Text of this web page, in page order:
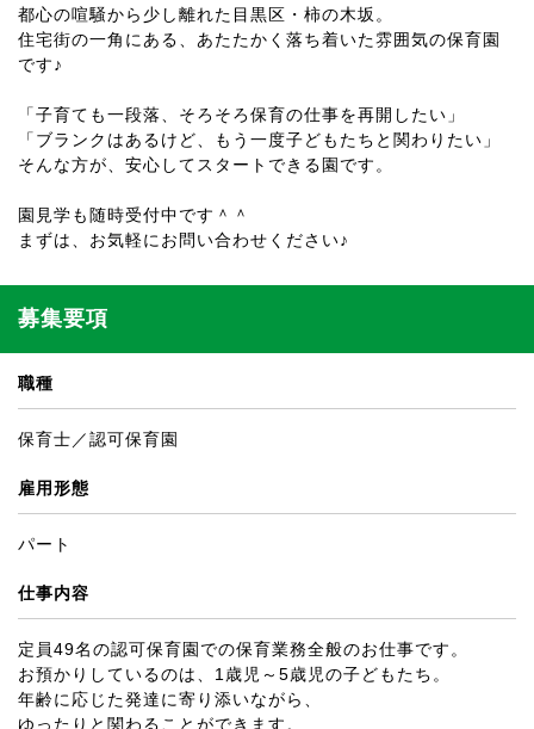
都心の喧騒から少し離れた目黒区・柿の木坂。
住宅街の一角にある、あたたかく落ち着いた雰囲気の保育園
です♪
「子育ても一段落、そろそろ保育の仕事を再開したい」
「ブランクはあるけど、もう一度子どもたちと関わりたい」
そんな方が、安心してスタートできる園です。
園見学も随時受付中です＾＾
まずは、お気軽にお問い合わせください♪
募集要項
職種
保育士／認可保育園
雇用形態
パート
仕事内容
定員49名の認可保育園での保育業務全般のお仕事です。
お預かりしているのは、1歳児～5歳児の子どもたち。
年齢に応じた発達に寄り添いながら、
ゆったりと関わることができます。